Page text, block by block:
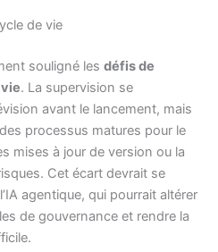
de vie
souligné lesdéfis de
. La supervision se
avant le lancement, mais
processus matures pour le
mises à jour de version ou la
Cet écart devrait se
agentique, qui pourrait altérer
de gouvernance et rendre la